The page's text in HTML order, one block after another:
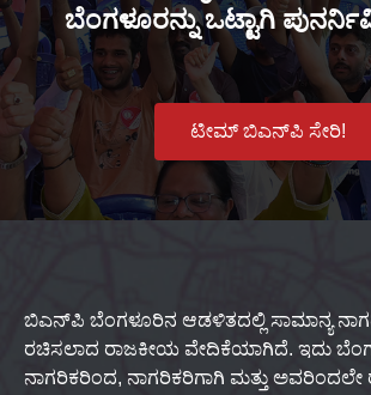
ಬೆಂಗಳೂರನ್ನು ಒಟ್ಟಾಗಿ
ಟೀಮ್ ಬಿಎನ್‌ಪಿ ಸೇರಿ!
ಬಿಎನ್‌ಪಿ ಬೆಂಗಳೂರಿನ ಆಡಳಿತದಲ್ಲಿ ಸಾಮಾನ್ಯ
ರಚಿಸಲಾದ ರಾಜಕೀಯ ವೇದಿಕೆಯಾಗಿದೆ. ಇದು
ನಾಗರಿಕರಿಂದ, ನಾಗರಿಕರಿಗಾಗಿ ಮತ್ತು